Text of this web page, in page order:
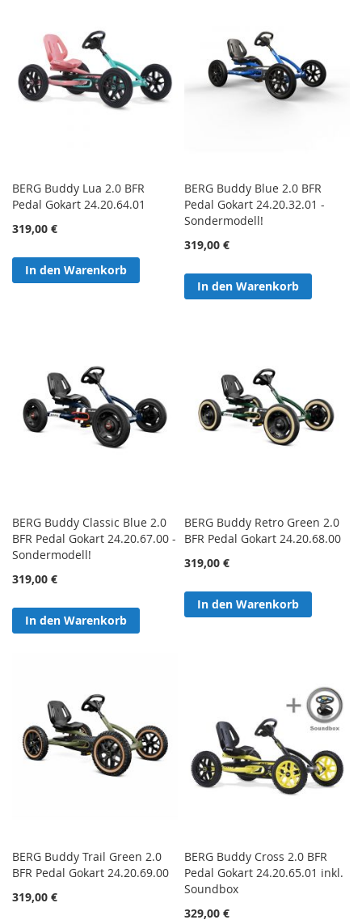
BERG Buddy Lua 2.0 BFR
Pedal Gokart 24.20.64.01
319,00 €
In den Warenkorb
BERG Buddy Blue 2.0 BFR
Pedal Gokart 24.20.32.01 -
Sondermodell!
319,00 €
In den Warenkorb
BERG Buddy Classic Blue 2.0
BFR Pedal Gokart 24.20.67.00 -
Sondermodell!
319,00 €
In den Warenkorb
BERG Buddy Retro Green 2.0
BFR Pedal Gokart 24.20.68.00
319,00 €
In den Warenkorb
BERG Buddy Trail Green 2.0
BFR Pedal Gokart 24.20.69.00
319,00 €
BERG Buddy Cross 2.0 BFR
Pedal Gokart 24.20.65.01 inkl.
Soundbox
329,00 €